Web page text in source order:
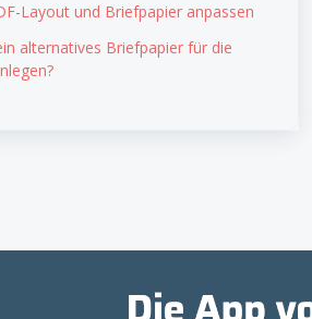
Layout und Briefpapier anpassen
alternatives Briefpapier für die